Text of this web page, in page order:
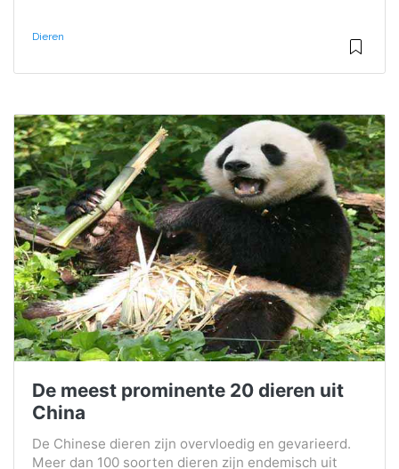
Dieren
De meest prominente 20 dieren uit
China
De Chinese dieren zijn overvloedig en gevarieerd.
Meer dan 100 soorten dieren zijn endemisch uit